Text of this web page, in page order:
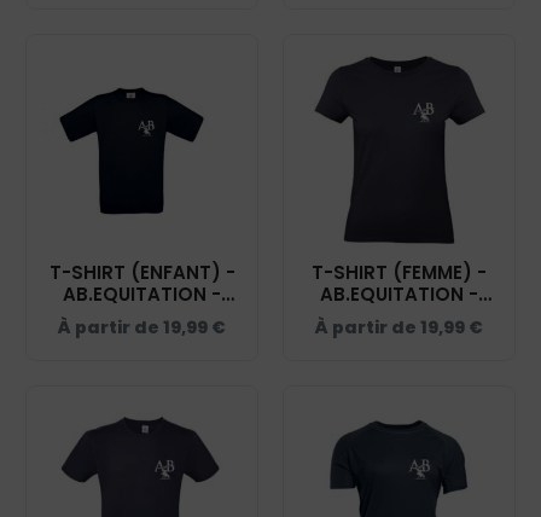
T-SHIRT (ENFANT) -
AB.EQUITATION -
BC03TK
À partir de 19,99 €
T-SHIRT (FEMME) -
AB.EQUITATION -
BC04T
À partir de 19,99 €